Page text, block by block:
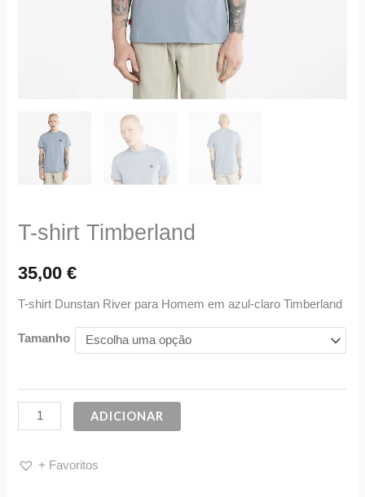
T-shirt Timberland
35,00€
T-shirt Dunstan River para Homem em azul-claro Timberland
Tamanho
ADICIONAR
+ Favoritos